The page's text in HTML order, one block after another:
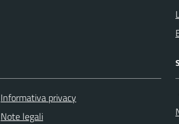
Informativa privacy
Note legali